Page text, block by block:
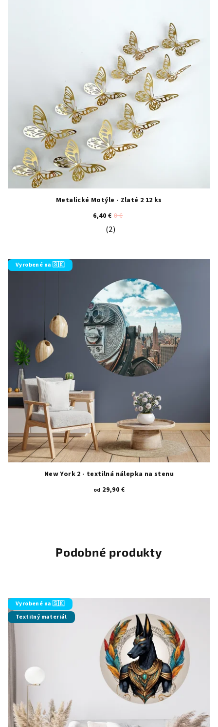
Metalické Motýle - Zlaté 2 12 ks
6,40 € 8 €
Priemerné hodnotenie produktu
(2)
Vyrobené na 🇸🇰
New York 2 - textilná nálepka na stenu
od 29,90 €
Podobné produkty
Vyrobené na 🇸🇰
Textilný materiál